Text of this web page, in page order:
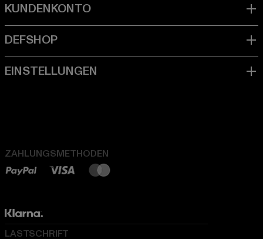
ZAHLUNGSMETHODEN
LASTSCHRIFT